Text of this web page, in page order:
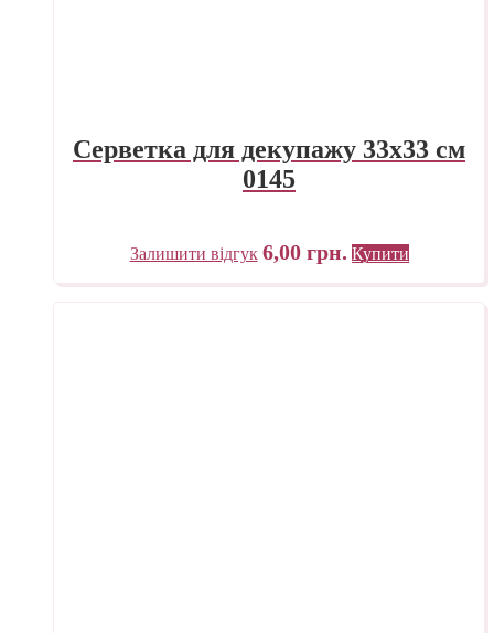
Серветка для декупажу 33х33 см
0145
Залишити відгук 6,00 грн. Купити